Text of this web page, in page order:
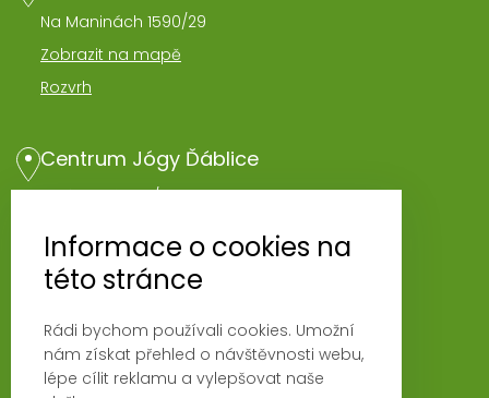
Na Maninách 1590/29
Zobrazit na mapě
Rozvrh
Centrum Jógy Ďáblice
Hořínecká 962/1
Zobrazit na mapě
Rozvrh
Novinky
Fyzio klinika Magna Vita
Informace o cookies na
této stránce
Rádi bychom používali cookies. Umožní
nám získat přehled o návštěvnosti webu,
lépe cílit reklamu a vylepšovat naše